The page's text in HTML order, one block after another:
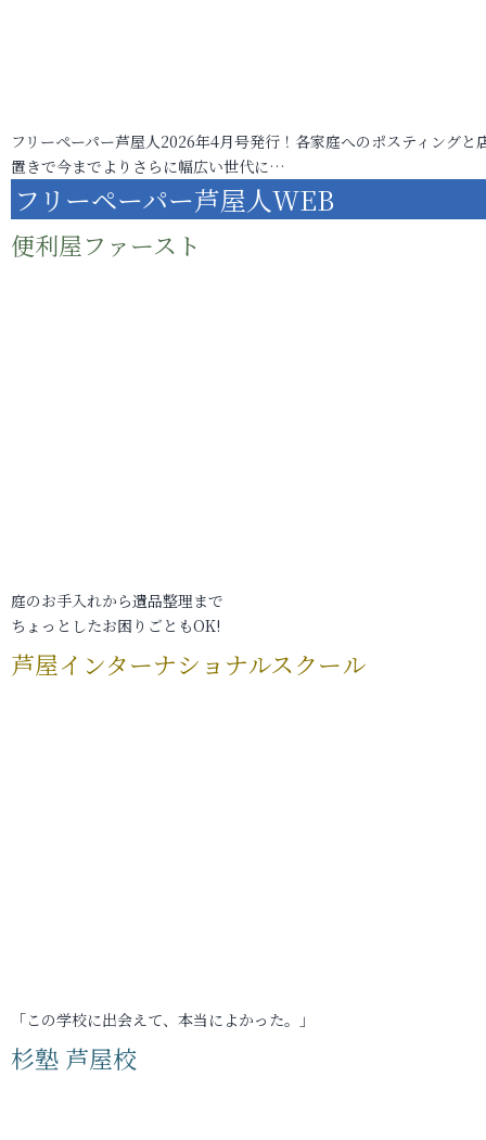
フリーペーパー芦屋人2026年4月号発行！各家庭へのポスティングと
置きで今までよりさらに幅広い世代に…
フリーペーパー芦屋人WEB
便利屋ファースト
庭のお手入れから遺品整理まで
ちょっとしたお困りごともOK!
芦屋インターナショナルスクール
「この学校に出会えて、本当によかった。」
杉塾 芦屋校